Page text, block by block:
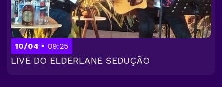
10/04 09:25
LIVE DO ELDERLANE SEDUÇÃO